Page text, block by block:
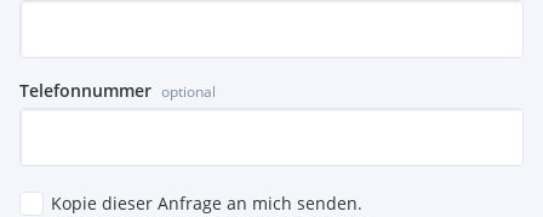
Telefonnummer optional
Kopie dieser Anfrage an mich senden.